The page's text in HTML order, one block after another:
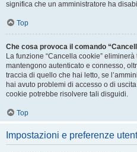
significa che un amministratore ha
Top
Che cosa provoca il comando
La funzione “Cancella cookie”
mantengono autenticato e connesso,
traccia di quello che hai letto, se
hai avuto problemi di accesso o di
cookie potrebbe risolvere tali disguidi.
Top
Impostazioni e preferenze